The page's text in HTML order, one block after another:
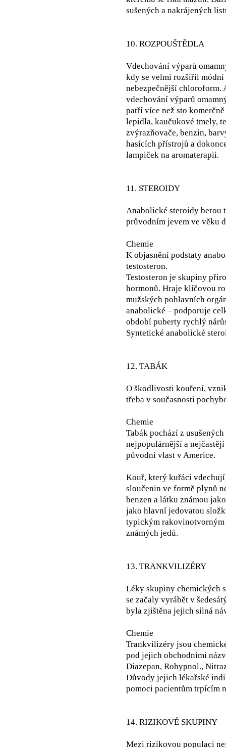
sušených a nakrájených
10. ROZPOUŠTĚDLA
Vdechování výparů
kdy se velmi rozšířil
nebezpečnější chloroform.
vdechování výparů
patří více než sto
lepidla, kaučukové tmely,
zvýrazňovače, benzin,
hasících přístrojů a
lampiček na aromaterapii.
11. STEROIDY
Anabolické steroidy berou
průvodním jevem ve věku
Chemie
K objasnění podstaty
testosteron.
Testosteron je skupiny
hormonů. Hraje klíčovou
mužských pohlavních
anabolické – podporuje
období puberty rychlý
Syntetické anabolické
12. TABÁK
O škodlivosti kouření,
třeba v současnosti
Chemie
Tabák pochází z
nejpopulárnější a
původní vlast v Americe.
Kouř, který kuřáci
sloučenin ve formě plynů
benzen a látku známou
jako hlavní jedovatou
typickým
známých jedů.
13. TRANKVILIZÉRY
Léky skupiny chemických
se začaly vyrábět v
byla zjištěna jejich silná
Chemie
Trankvilizéry jsou
pod jejich obchodními
Diazepan, Rohypnol.,
Důvody jejich lékařské
pomoci pacientům trpícím
14. RIZIKOVÉ SKUPINY
Mezi rizikovou populaci